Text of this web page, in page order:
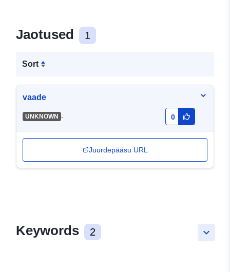
Jaotused 1
Sort
vaade
UNKNOWN - 0
Juurdepääsu URL
keyboard_arrow_down
Keywords 2